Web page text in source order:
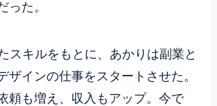
った。
スキルをもとに、あかりは副業と
ザインの仕事をスタートさせた。
頼も増え、収入もアップ。今で